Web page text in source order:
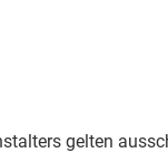
gelten